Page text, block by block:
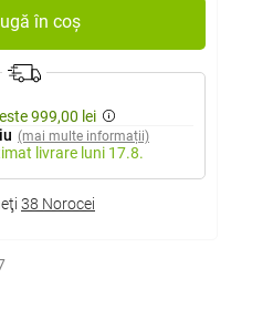
în coș
999,00 lei
(mai multe informații)
livrare luni 17.8.
38 Norocei